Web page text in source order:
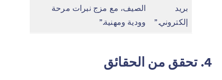
بريد
إلكتروني.”
الصيف، مع مزج نبرات مرحة
وودية ومهنية.”
4. تحقق من الحقائق